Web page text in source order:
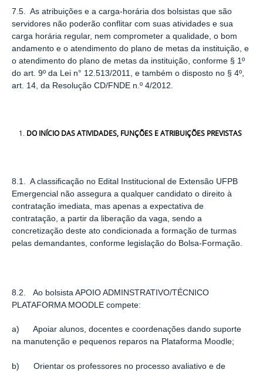
7.5. As atribuições e a carga-horária dos bolsistas que são
servidores não poderão conflitar com suas atividades e sua
carga horária regular, nem comprometer a qualidade, o bom
andamento e o atendimento do plano de metas da instituição, e
o atendimento do plano de metas da instituição, conforme § 1º
do art. 9º da Lei n° 12.513/2011, e também o disposto no § 4º,
art. 14, da Resolução CD/FNDE n.º 4/2012.
DO INÍCIO DAS ATIVIDADES, FUNÇÕES E ATRIBUIÇÕES PREVISTAS
8.1. A classiﬁcação no Edital Institucional de Extensão UFPB
Emergencial não assegura a qualquer candidato o direito à
contratação imediata, mas apenas a expectativa de
contratação, a partir da liberação da vaga, sendo a
concretização deste ato condicionada a formação de turmas
pelas demandantes, conforme legislação do Bolsa-Formação.
8.2. Ao bolsista APOIO ADMINSTRATIVO/TÉCNICO
PLATAFORMA MOODLE compete:
a) Apoiar alunos, docentes e coordenações dando suporte
na manutenção e pequenos reparos na Plataforma Moodle;
b) Orientar os professores no processo avaliativo e de